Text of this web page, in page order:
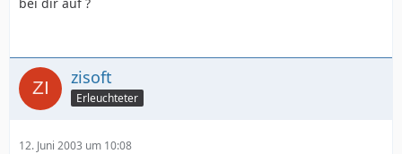
zisoft
Erleuchteter
12. Juni 2003 um 10:08